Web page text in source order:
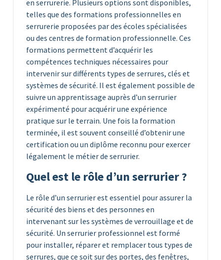
en serrurerie. Plusieurs options sont disponibles,
telles que des formations professionnelles en
serrurerie proposées par des écoles spécialisées
ou des centres de formation professionnelle. Ces
formations permettent d’acquérir les
compétences techniques nécessaires pour
intervenir sur différents types de serrures, clés et
systèmes de sécurité. Il est également possible de
suivre un apprentissage auprès d’un serrurier
expérimenté pour acquérir une expérience
pratique sur le terrain. Une fois la formation
terminée, il est souvent conseillé d’obtenir une
certification ou un diplôme reconnu pour exercer
légalement le métier de serrurier.
Quel est le rôle d’un serrurier ?
Le rôle d’un serrurier est essentiel pour assurer la
sécurité des biens et des personnes en
intervenant sur les systèmes de verrouillage et de
sécurité. Un serrurier professionnel est formé
pour installer, réparer et remplacer tous types de
serrures, que ce soit sur des portes, des fenêtres,